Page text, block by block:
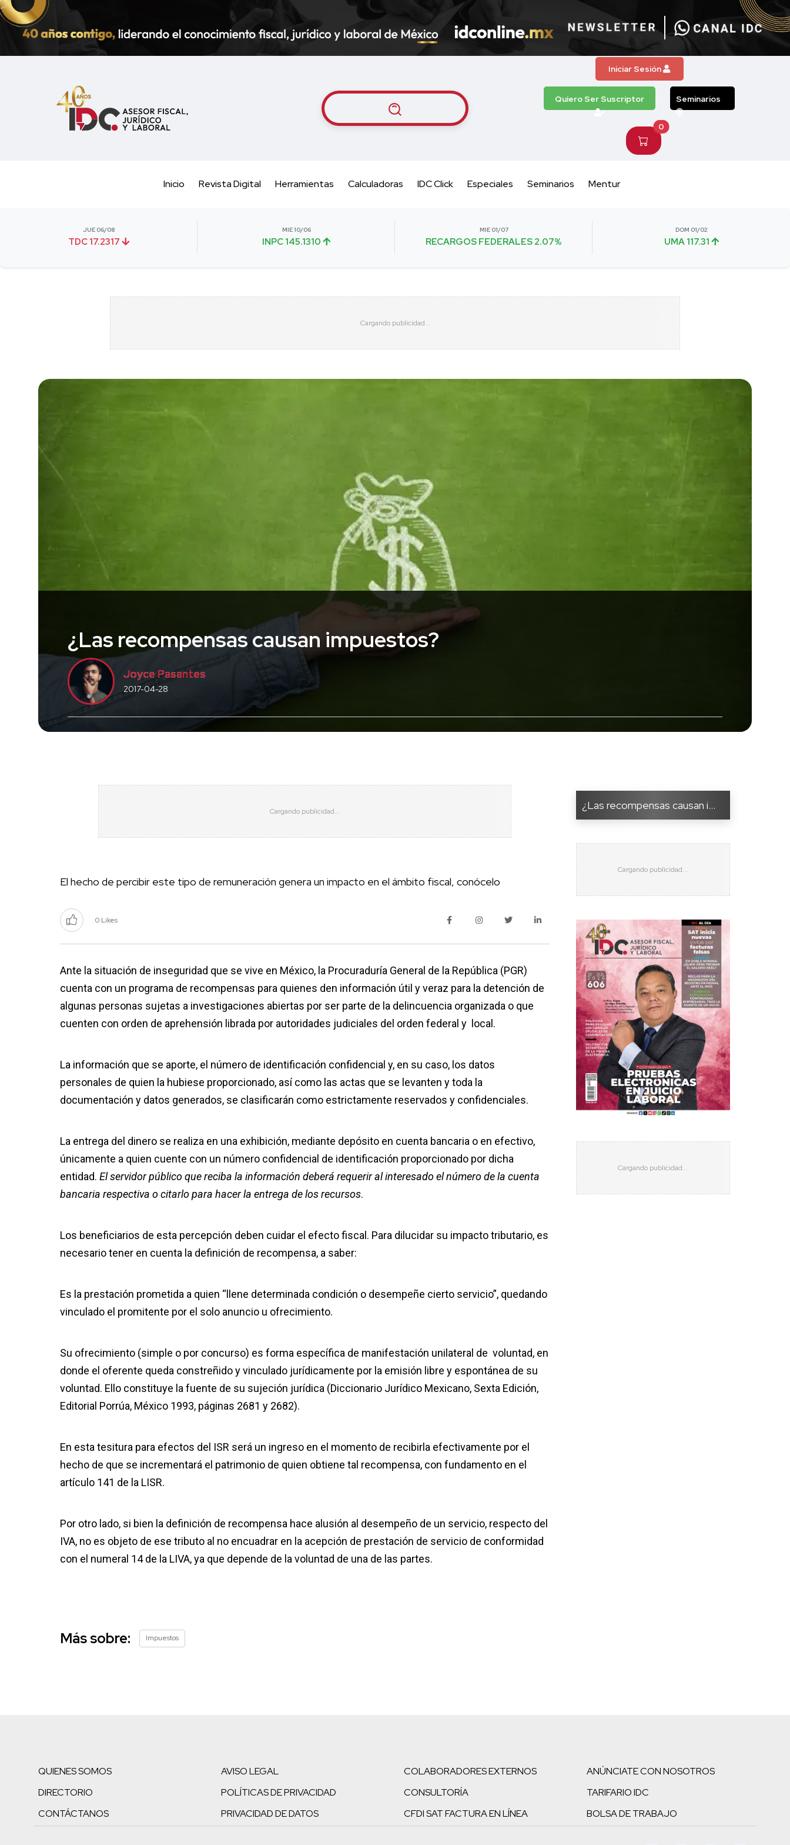
Iniciar Sesión
Quiero Ser Suscriptor Seminarios
0
Inicio Revista Digital Herramientas Calculadoras IDC Click Especiales Seminarios Mentur
JUE 06/08
TDC 17.2317
MIE 10/06
INPC 145.1310
MIE 01/07
RECARGOS FEDERALES 2.07%
DOM 01/02
UMA 117.31
¿Las recompensas causan impuestos?
Joyce Pasantes
2017-04-28
El hecho de percibir este tipo de remuneración genera un impacto en el ámbito fiscal, conócelo
0 Likes
Ante la situación de inseguridad que se vive en México, la Procuraduría General de la República (PGR)
cuenta con un programa de recompensas para quienes den información útil y veraz para la detención de
algunas personas sujetas a investigaciones abiertas por ser parte de la delincuencia organizada o que
cuenten con orden de aprehensión librada por autoridades judiciales del orden federal y local.
La información que se aporte, el número de identificación confidencial y, en su caso, los datos
personales de quien la hubiese proporcionado, así como las actas que se levanten y toda la
documentación y datos generados, se clasificarán como estrictamente reservados y confidenciales.
La entrega del dinero se realiza en una exhibición, mediante depósito en cuenta bancaria o en efectivo,
únicamente a quien cuente con un número confidencial de identificación proporcionado por dicha
entidad. El servidor público que reciba la información deberá requerir al interesado el número de la cuenta
bancaria respectiva o citarlo para hacer la entrega de los recursos.
Los beneficiarios de esta percepción deben cuidar el efecto fiscal. Para dilucidar su impacto tributario, es
necesario tener en cuenta la definición de recompensa, a saber:
Es la prestación prometida a quien “llene determinada condición o desempeñe cierto servicio”, quedando
vinculado el promitente por el solo anuncio u ofrecimiento.
Su ofrecimiento (simple o por concurso) es forma específica de manifestación unilateral de voluntad, en
donde el oferente queda constreñido y vinculado jurídicamente por la emisión libre y espontánea de su
voluntad. Ello constituye la fuente de su sujeción jurídica (Diccionario Jurídico Mexicano, Sexta Edición,
Editorial Porrúa, México 1993, páginas 2681 y 2682).
En esta tesitura para efectos del ISR será un ingreso en el momento de recibirla efectivamente por el
hecho de que se incrementará el patrimonio de quien obtiene tal recompensa, con fundamento en el
artículo 141 de la LISR.
Por otro lado, si bien la definición de recompensa hace alusión al desempeño de un servicio, respecto del
IVA, no es objeto de ese tributo al no encuadrar en la acepción de prestación de servicio de conformidad
con el numeral 14 de la LIVA, ya que depende de la voluntad de una de las partes.
¿Las recompensas causan i...
Más sobre: Impuestos
QUIENES SOMOS
DIRECTORIO
CONTÁCTANOS
AVISO LEGAL
POLÍTICAS DE PRIVACIDAD
PRIVACIDAD DE DATOS
COLABORADORES EXTERNOS
CONSULTORÍA
CFDI SAT FACTURA EN LÍNEA
ANÚNCIATE CON NOSOTROS
TARIFARIO IDC
BOLSA DE TRABAJO